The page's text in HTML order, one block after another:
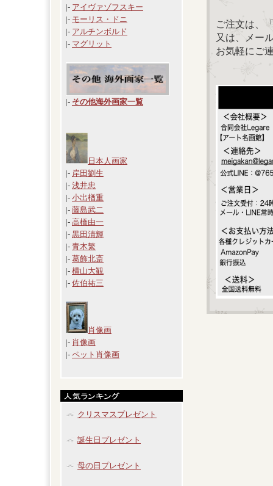
|- アイヴァゾフスキー
|- モーリス・ドニ
|- アルチンボルド
|- マグリット
|- その他海外画家一覧
日本人画家
|- 岸田劉生
|- 浅井忠
|- 小出楢重
|- 藤島武二
|- 高橋由一
|- 黒田清輝
|- 青木繁
|- 葛飾北斎
|- 横山大観
|- 佐伯祐三
肖像画
|- 肖像画
|- ペット肖像画
クリスマスプレゼント
誕生日プレゼント
母の日プレゼント
ご注文は、
又は、メー
お気軽にご